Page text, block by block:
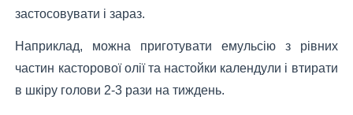
застосовувати і зараз.
Наприклад, можна приготувати емульсію з рівних
частин касторової олії та настойки календули і втирати
в шкіру голови 2-3 рази на тиждень.